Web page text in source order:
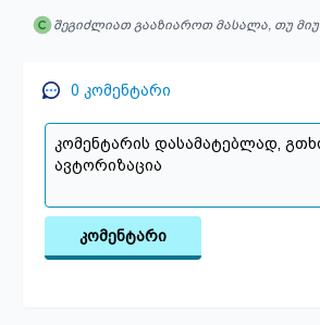
შეგიძლიათ გააზიაროთ მასალა, თუ
0 კომენტარი
კომენტარი